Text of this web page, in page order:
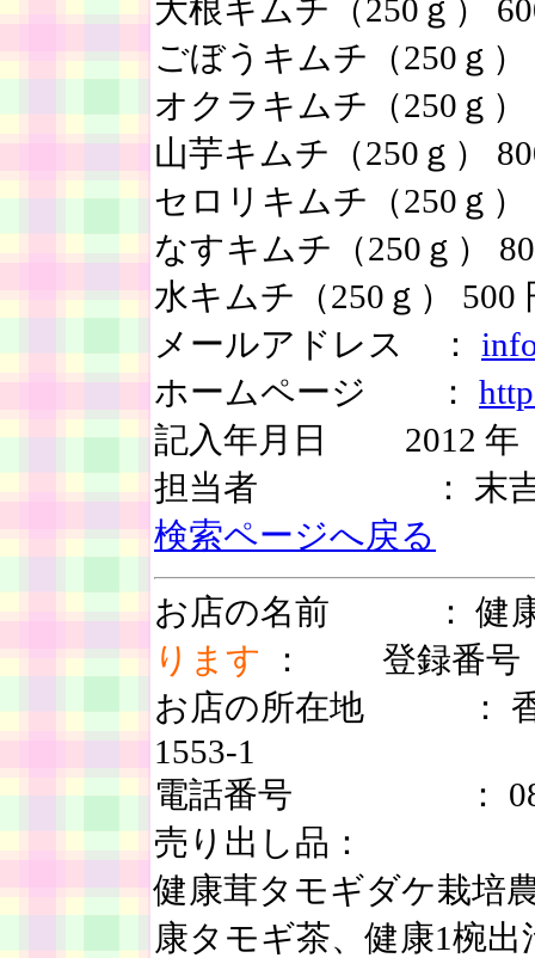
大根キムチ（250ｇ）
ごぼうキムチ（250ｇ）
オクラキムチ（250ｇ）
山芋キムチ（250ｇ）
セロリキムチ（250ｇ）
なすキムチ（250ｇ）
水キムチ（250ｇ） 500
メールアドレス ：
ホームページ ：
記入年月日 2012
担当者 ： 末吉
検索ページへ戻る
お店の名前 ：
ります ： 登録番号
お店の所在地 ： 香
1553-1
電話番号 ：
売り出し品：
健康茸タモギダケ栽培
康タモギ茶、健康1椀